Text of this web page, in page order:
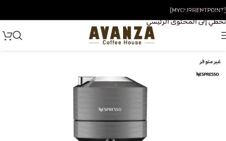
تخطي إلى التنقل
تخطي إلى المحتوى الرئيسي
[MYCURRENTPOINT]
غير متوفر